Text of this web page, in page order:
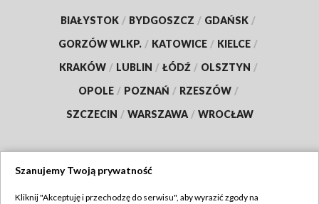
BIAŁYSTOK / BYDGOSZCZ / GDAŃSK /
GORZÓW WLKP. / KATOWICE / KIELCE /
KRAKÓW / LUBLIN / ŁÓDŹ / OLSZTYN /
OPOLE / POZNAŃ / RZESZÓW /
SZCZECIN / WARSZAWA / WROCŁAW
Szanujemy Twoją prywatność
Kliknij "Akceptuję i przechodzę do serwisu", aby wyrazić zgody na